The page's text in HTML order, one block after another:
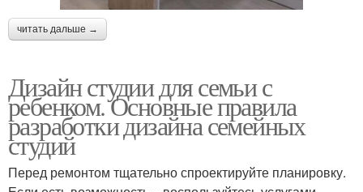
читать дальше →
Дизайн студии для семьи с
ребенком. Основные правила
разработки дизайна семейных
студий
Перед ремонтом тщательно спроектируйте планировку.